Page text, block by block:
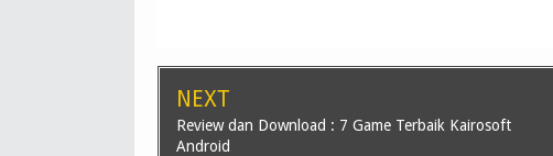
NEXT
Review dan Download : 7 Game Terbaik Kairosoft
Android